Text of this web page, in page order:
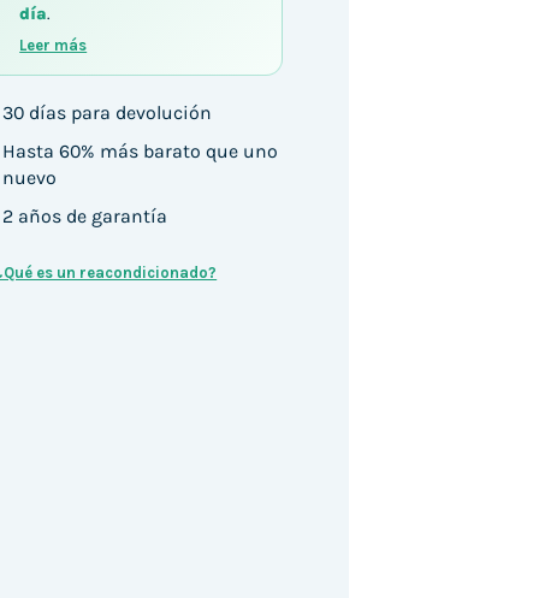
día.
Leer más
30 días para devolución
Hasta 60% más barato que uno
nuevo
2 años de garantía
es un reacondicionado?